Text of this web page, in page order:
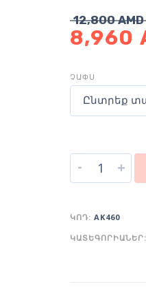
12,800AMD
8,960
ՉԱՓՍ
Ընտրեք
- +
ԿՈԴ: AK460
ԿԱՏԵԳՈՐԻԱՆԵՐ: